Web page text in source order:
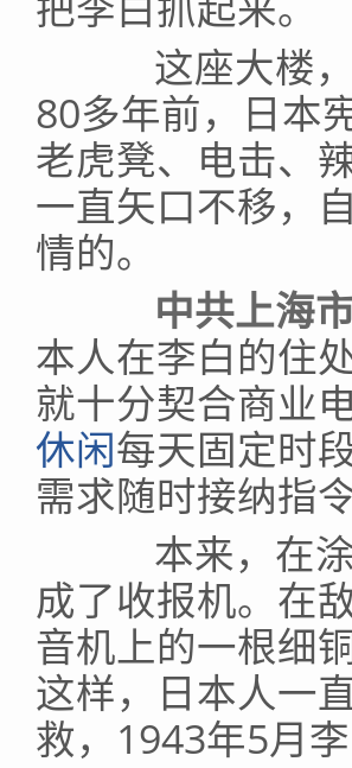
这座大楼，
80多年前，日本
老虎凳、电击、
一直矢口不移，
情的。
中共上海
本人在李白的住
就十分契合商业
休闲每天固定时
需求随时接纳指令
本来，在涂
成了收报机。在
音机上的一根细
这样，日本人一
救，1943年5月